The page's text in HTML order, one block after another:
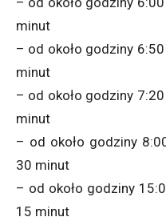
minut
– od około godziny
minut
– od około godziny
minut
– od około godziny
30 minut
– od około godziny
15 minut